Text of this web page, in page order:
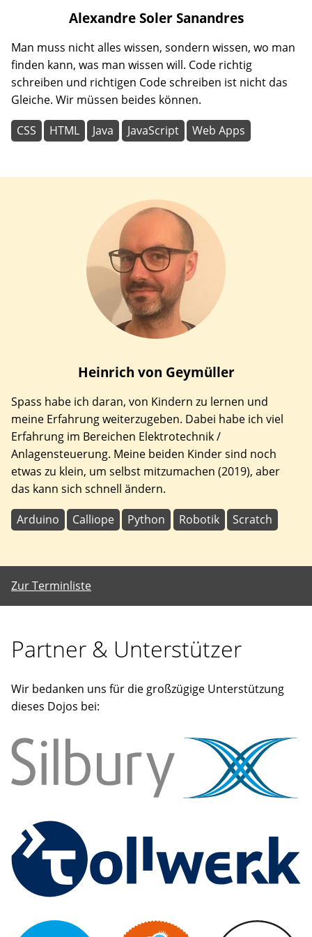
Alexandre Soler Sanandres
Man muss nicht alles wissen, sondern wissen, wo man
finden kann, was man wissen will. Code richtig
schreiben und richtigen Code schreiben ist nicht das
Gleiche. Wir müssen beides können.
CSS HTML Java JavaScript Web Apps
Heinrich von Geymüller
Spass habe ich daran, von Kindern zu lernen und
meine Erfahrung weiterzugeben. Dabei habe ich viel
Erfahrung im Bereichen Elektrotechnik /
Anlagensteuerung. Meine beiden Kinder sind noch
etwas zu klein, um selbst mitzumachen (2019), aber
das kann sich schnell ändern.
Arduino Calliope Python Robotik Scratch
Zur Terminliste
Partner & Unterstützer
Wir bedanken uns für die großzügige Unterstützung
dieses Dojos bei: